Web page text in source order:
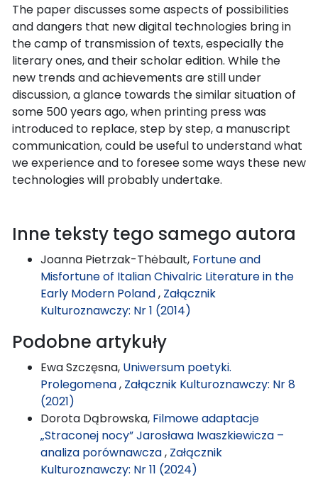
The paper discusses some aspects of possibilities
and dangers that new digital technologies bring in
the camp of transmission of texts, especially the
literary ones, and their scholar edition. While the
new trends and achievements are still under
discussion, a glance towards the similar situation of
some 500 years ago, when printing press was
introduced to replace, step by step, a manuscript
communication, could be useful to understand what
we experience and to foresee some ways these new
technologies will probably undertake.
Inne teksty tego samego autora
Joanna Pietrzak-Thėbault, Fortune and
Misfortune of Italian Chivalric Literature in the
Early Modern Poland, Załącznik
Kulturoznawczy: Nr 1 (2014)
Podobne artykuły
Ewa Szczęsna, Uniwersum poetyki.
Prolegomena, Załącznik Kulturoznawczy: Nr 8
(2021)
Dorota Dąbrowska, Filmowe adaptacje
„Straconej nocy” Jarosława Iwaszkiewicza –
analiza porównawcza, Załącznik
Kulturoznawczy: Nr 11 (2024)